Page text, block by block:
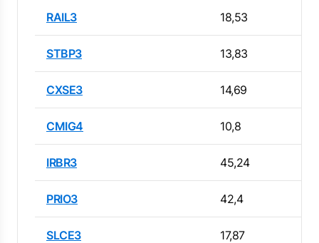
RAIL3 18,53
STBP3 13,83
CXSE3 14,69
CMIG4 10,8
IRBR3 45,24
PRIO3 42,4
SLCE3 17,87